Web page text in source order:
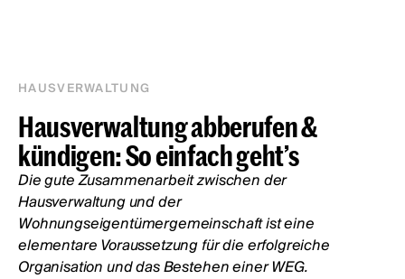
HAUSVERWALTUNG
Hausverwaltung abberufen &
kündigen: So einfach geht’s
Die gute Zusammenarbeit zwischen der
Hausverwaltung und der
Wohnungseigentümergemeinschaft ist eine
elementare Voraussetzung für die erfolgreiche
Organisation und das Bestehen einer WEG.